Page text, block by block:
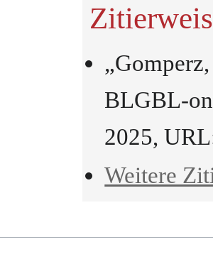
BLGBL-
2025,
Weitere